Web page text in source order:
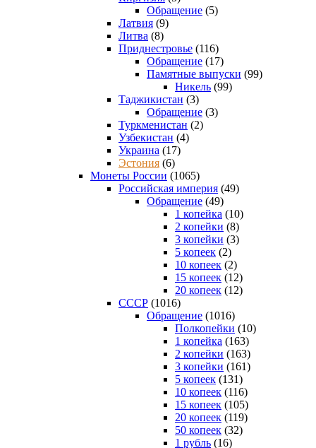
Обращение (5)
Латвия (9)
Литва (8)
Приднестровье (116)
Обращение (17)
Памятные выпуски (99)
Никель (99)
Таджикистан (3)
Обращение (3)
Туркменистан (2)
Узбекистан (4)
Украина (17)
Эстония (6)
Монеты России (1065)
Российская империя (49)
Обращение (49)
1 копейка (10)
2 копейки (8)
3 копейки (3)
5 копеек (2)
10 копеек (2)
15 копеек (12)
20 копеек (12)
СССР (1016)
Обращение (1016)
Полкопейки (10)
1 копейка (163)
2 копейки (163)
3 копейки (161)
5 копеек (131)
10 копеек (116)
15 копеек (105)
20 копеек (119)
50 копеек (32)
1 рубль (16)